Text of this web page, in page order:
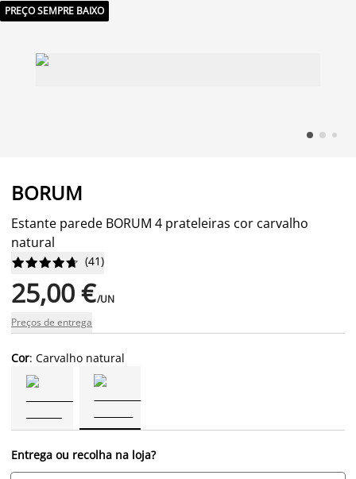
PREÇO SEMPRE BAIXO
BORUM
Estante parede BORUM 4 prateleiras cor carvalho
natural





 (41)
25,00 €/UN
Preços de entrega
Cor: Carvalho natural
Entrega ou recolha na loja?